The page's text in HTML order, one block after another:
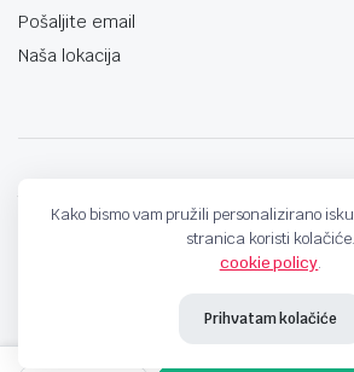
Pošaljite email
Naša lokacija
Kako bismo vam pružili personalizirano
stranica koristi kolačiće.
cookie policy.
Prihvatam kolačiće